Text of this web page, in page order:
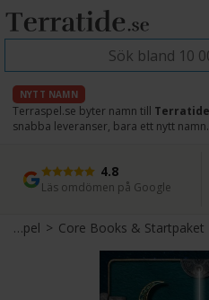
NYTT NAMN
Terraspel.se byter namn till Terratide
snabba leveranser, bara ett nytt namn.
4.8
Läs omdömen på Google
Snabb leverans
Direkt från lager
Olika Rollspel>Core Books & Startpaket